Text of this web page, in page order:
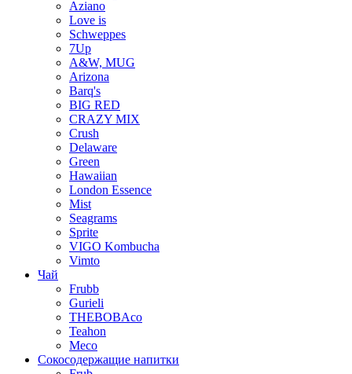
Aziano
Love is
Schweppes
7Up
A&W, MUG
Arizona
Barq's
BIG RED
CRAZY MIX
Crush
Delaware
Green
Hawaiian
London Essence
Mist
Seagrams
Sprite
VIGO Kombucha
Vimto
Чай
Frubb
Gurieli
THEBOBAco
Teahon
Meco
Сокосодержащие напитки